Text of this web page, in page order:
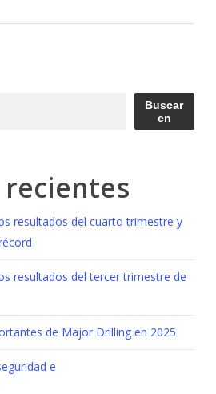
Buscar
en
resultados del cuarto trimestre y
resultados del tercer trimestre de
de Major Drilling en 2025
e